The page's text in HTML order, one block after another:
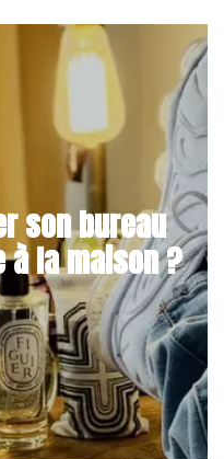
son bureau
la maison ?